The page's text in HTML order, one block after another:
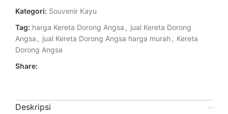
Kategori: Souvenir Kayu
Tag: harga Kereta Dorong Angsa , jual Kereta Dorong
Angsa , jual Kereta Dorong Angsa harga murah, Kereta
Dorong Angsa
Share:
Deskripsi